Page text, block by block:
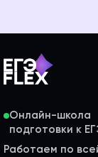
Онлайн-школа
Работаем по